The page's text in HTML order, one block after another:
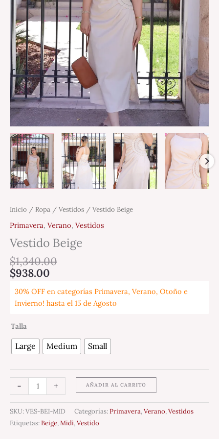
Inicio / Ropa / Vestidos / Vestido Beige
Primavera, Verano, Vestidos
Vestido Beige
$1,340.00
$938.00
30% OFF en categorías Primavera, Verano, Otoño e
Invierno! hasta el 15 de Agosto
Talla
Large Medium Small
- + AÑADIR AL CARRITO
SKU:VES-BEI-MID Categorías:Primavera,Verano,Vestidos
Etiquetas:Beige,Midi,Vestido